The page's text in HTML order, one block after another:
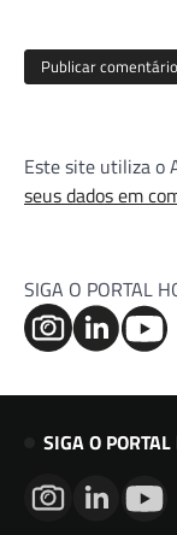
Este site utiliza o
seus dados em
SIGA O PORTAL
SIGA O